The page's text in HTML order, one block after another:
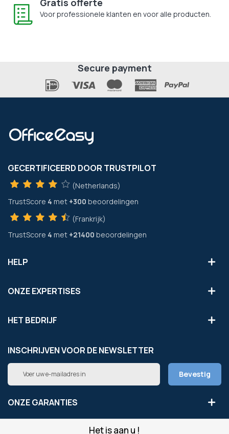
Het is aan u !
Voor professionele klanten en voor alle producten.
Secure payment
GECERTIFICEERD DOOR TRUSTPILOT
(Netherlands)
TrustScore 4 met +300 beoordelingen
(Frankrijk)
TrustScore 4 met +21400 beoordelingen
HELP
ONZE EXPERTISES
HET BEDRIJF
INSCHRIJVEN VOOR DE NEWSLETTER
Abonneer
op
onze
nieuwsbrief
Bevestig
ONZE GARANTIES